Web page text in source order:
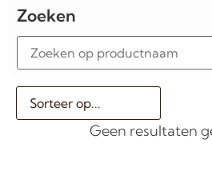
Zoeken
Geen resultaten